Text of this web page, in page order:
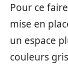
Pour ce
mise en
un espace
couleurs